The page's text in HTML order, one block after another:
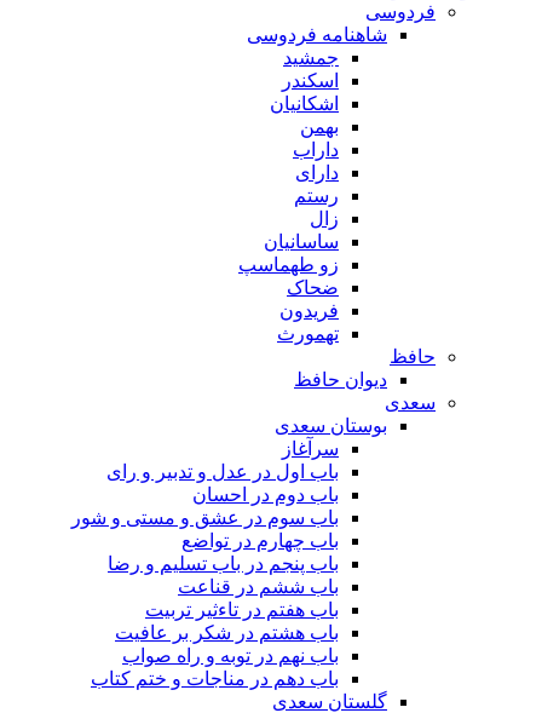
فردوسی
شاهنامه فردوسی
جمشید
اسکندر
اشکانیان
بهمن
داراب
دارای
رستم
زال
ساسانیان
زو طهماسپ‏
ضحاک
فریدون
تهمورث
حافظ
دیوان حافظ
سعدی
بوستان سعدی
سرآغاز
باب اول در عدل و تدبیر و رای
باب دوم در احسان
باب سوم در عشق و مستی و شور
باب چهارم در تواضع
باب پنجم در باب تسلیم و رضا
باب ششم در قناعت
باب هفتم در تاءثیر تربیت
باب هشتم در شکر بر عافیت
باب نهم در توبه و راه صواب
باب دهم در مناجات و ختم کتاب
گلستان سعدی